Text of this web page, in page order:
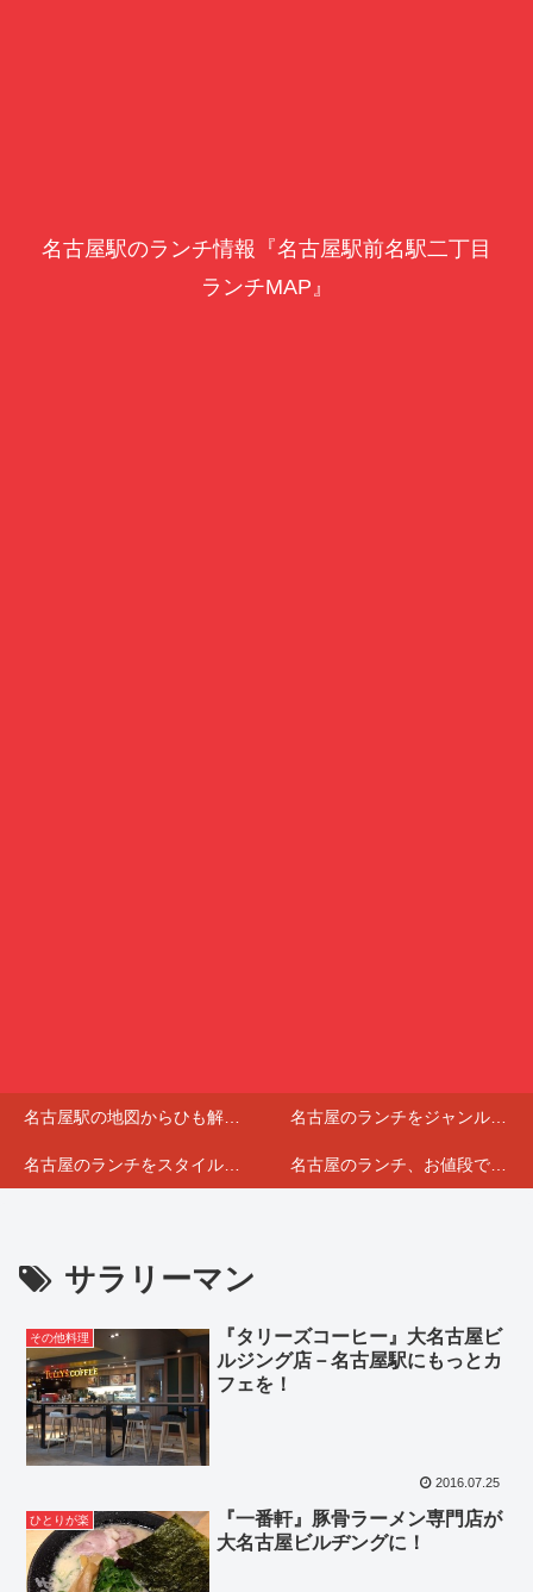
名古屋駅のランチ情報『名古屋駅前名駅二丁目
ランチMAP』
名古屋駅の地図からひも解くランチマップ 名古屋のランチをジャンルで分けてみました
名古屋のランチをスタイルで選んでみました 名古屋のランチ、お値段で分けてみました
サラリーマン
その他料理
『タリーズコーヒー』大名古屋ビ
ルジング店－名古屋駅にもっとカ
フェを！
2016.07.25
ひとりが楽
『一番軒』豚骨ラーメン専門店が
大名古屋ビルヂングに！